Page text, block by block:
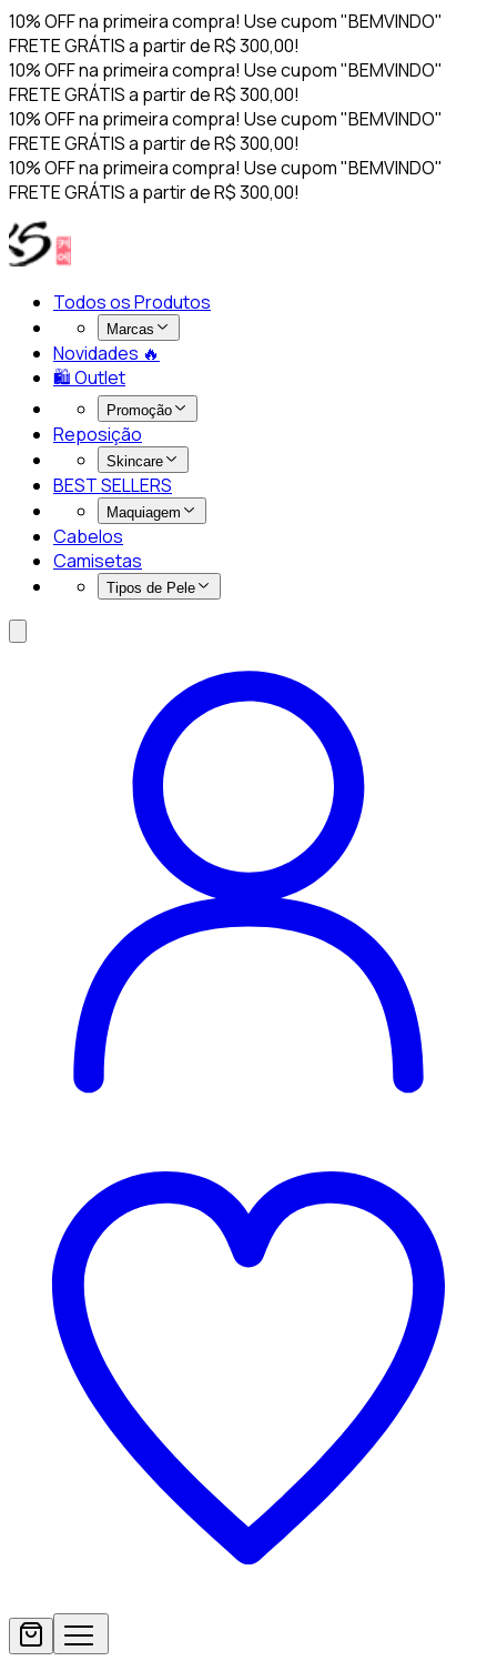
10% OFF na primeira compra! Use cupom "BEMVINDO"
FRETE GRÁTIS a partir de R$ 300,00!
10% OFF na primeira compra! Use cupom "BEMVINDO"
FRETE GRÁTIS a partir de R$ 300,00!
10% OFF na primeira compra! Use cupom "BEMVINDO"
FRETE GRÁTIS a partir de R$ 300,00!
10% OFF na primeira compra! Use cupom "BEMVINDO"
FRETE GRÁTIS a partir de R$ 300,00!
Todos os Produtos
Marcas
Novidades 🔥​
🛍️ Outlet
Promoção
Reposição
Skincare
BEST SELLERS
Maquiagem
Cabelos
Camisetas
Tipos de Pele